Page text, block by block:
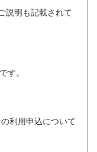
明も記載されて
。
利用申込について